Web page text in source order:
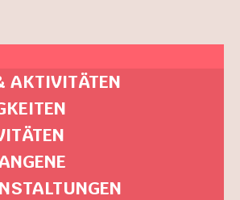
AKTIVITÄTEN